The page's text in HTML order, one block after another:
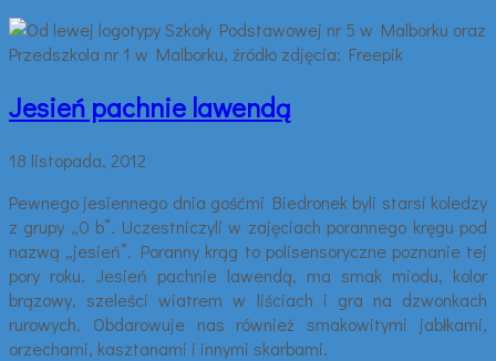
Jesień pachnie lawendą
18 listopada, 2012
Pewnego jesiennego dnia gośćmi Biedronek byli starsi koledzy
z grupy „0 b”. Uczestniczyli w zajęciach porannego kręgu pod
nazwą „jesień”. Poranny krąg to polisensoryczne poznanie tej
pory roku. Jesień pachnie lawendą, ma smak miodu, kolor
brązowy, szeleści wiatrem w liściach i gra na dzwonkach
rurowych. Obdarowuje nas również smakowitymi jabłkami,
orzechami, kasztanami i innymi skarbami.